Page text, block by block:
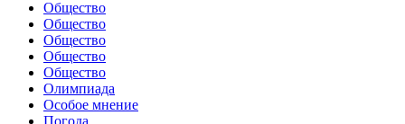
Общество
Общество
Общество
Общество
Общество
Олимпиада
Особое мнение
Погода